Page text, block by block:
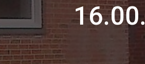
16.00.